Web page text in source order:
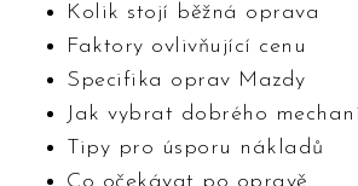
Kolik stojí běžná oprava
Faktory ovlivňující cenu
Specifika oprav Mazdy
Jak vybrat dobrého
Tipy pro úsporu nákladů